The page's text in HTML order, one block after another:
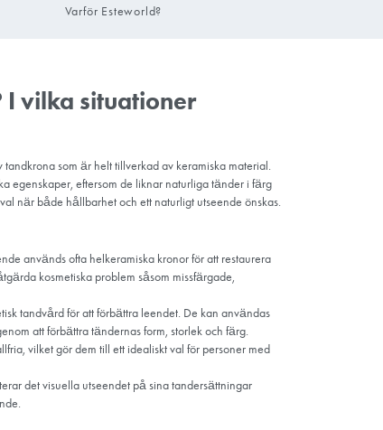
kronor? I vilka
som porslinskrona, är en typ av tandkrona som är helt
utseende och sina estetiska egenskaper, eftersom